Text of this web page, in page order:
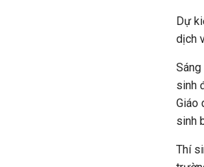
Dự
dịch
sinh
Giáo
sinh
Thí